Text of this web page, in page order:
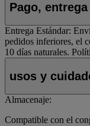
Pago,
Entrega Estándar:
pedidos inferiores, el
10 días naturales.
usos y
Almacenaje:
Compatible con el